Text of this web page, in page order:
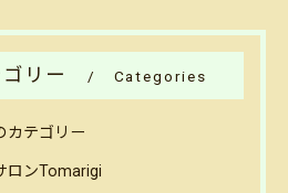
リー Categories
カテゴリー
ロンTomarigi